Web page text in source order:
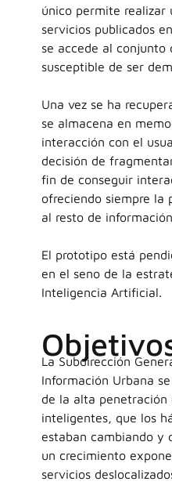
único permite realizar
servicios publicados
se accede al conjunto
susceptible de ser
Una vez se ha
se almacena en
interacción con el
decisión de
fin de conseguir
ofreciendo siempre la
al resto de
El prototipo está
en el seno de la
Inteligencia Artificial.
La Subdirección
Información Urbana
de la alta penetración
inteligentes, que los
estaban cambiando y
un crecimiento
servicios